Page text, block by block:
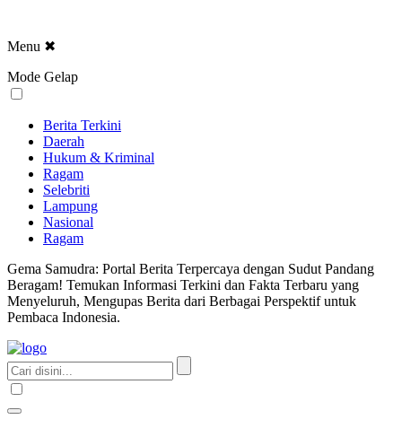
Menu ✖
Mode Gelap
Berita Terkini
Daerah
Hukum & Kriminal
Ragam
Selebriti
Lampung
Nasional
Ragam
Gema Samudra: Portal Berita Terpercaya dengan Sudut Pandang
Beragam! Temukan Informasi Terkini dan Fakta Terbaru yang
Menyeluruh, Mengupas Berita dari Berbagai Perspektif untuk
Pembaca Indonesia.